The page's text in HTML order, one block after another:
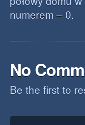
numerem – 0.
No
Be the first to